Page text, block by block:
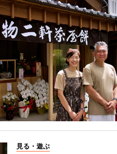
見る・遊ぶ